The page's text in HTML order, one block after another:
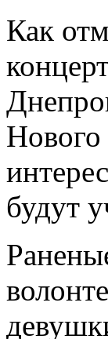
Как
Нового
будут